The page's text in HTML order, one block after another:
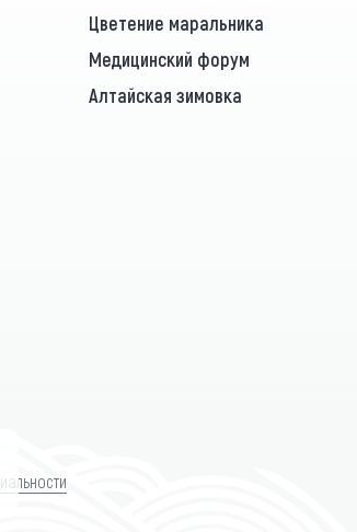
Цветение маральника
Медицинский форум
Алтайская зимовка